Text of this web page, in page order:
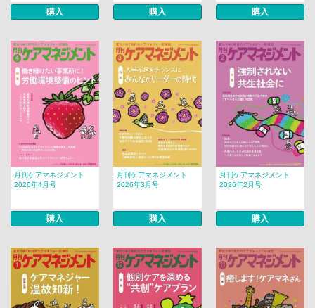
購入 購入 購入
月刊ケアマネジメント
2026年4月号
購入
月刊ケアマネジメント
2026年3月号
購入
月刊ケアマネジメント
2026年2月号
購入